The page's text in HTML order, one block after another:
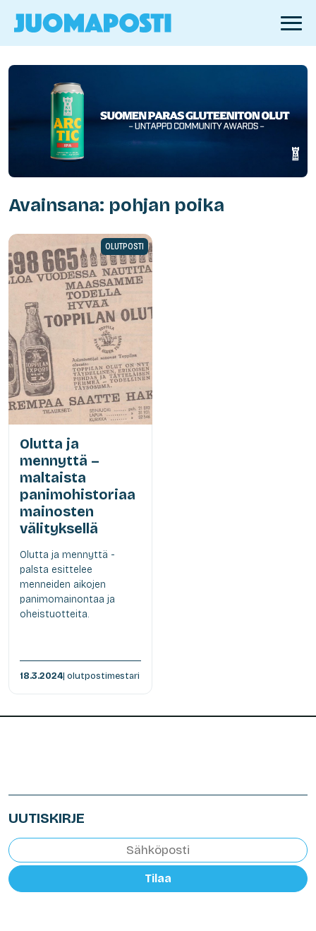
Avainsana: pohjan poika
OLUTPOSTI
Olutta ja
mennyttä –
maltaista
panimohistoriaa
mainosten
välityksellä
Olutta ja mennyttä -
palsta esittelee
menneiden aikojen
panimomainontaa ja
oheistuotteita.
18.3.2024| olutpostimestari
UUTISKIRJE
Tilaa